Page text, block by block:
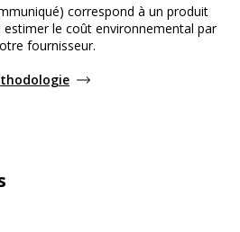
correspond à un produit
le coût environnemental par
fournisseur.